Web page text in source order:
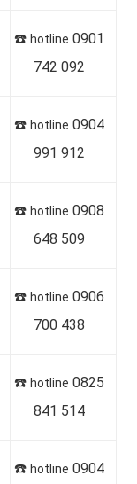
☎️ hotline 0901
742 092
☎️ hotline 0904
991 912
☎️ hotline 0908
648 509
☎️ hotline 0906
700 438
☎️ hotline 0825
841 514
☎️ hotline 0904